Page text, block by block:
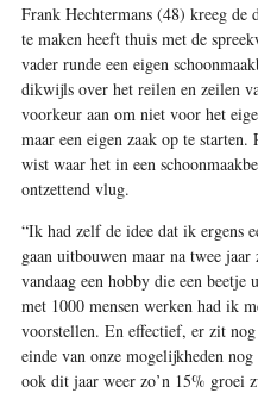
Frank Hechtermans (48) kreeg de
te maken heeft thuis met de
vader runde een eigen
dikwijls over het reilen en zeilen
voorkeur aan om niet voor het
maar een eigen zaak op te
wist waar het in een
ontzettend vlug.
“Ik had zelf de idee dat ik ergens
gaan uitbouwen maar na twee
vandaag een hobby die een
met 1000 mensen werken had ik
voorstellen. En effectief, er zit
einde van onze mogelijkheden
ook dit jaar weer zo’n 15% groei